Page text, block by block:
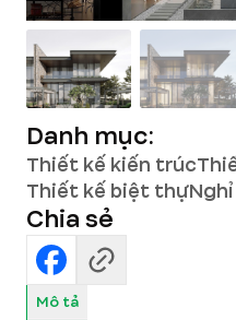
Danh mục:
Thiết kế kiến trúc
Thiết kế biệt thự
Chia sẻ
Mô tả